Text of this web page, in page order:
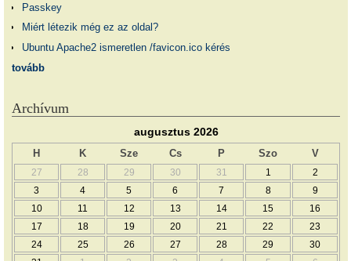
Passkey
Miért létezik még ez az oldal?
Ubuntu Apache2 ismeretlen /favicon.ico kérés
tovább
Archívum
augusztus 2026
H K Sze Cs P Szo V
27 28 29 30 31 1
2
3
4 5 6 7 8
9
10
11 12 13 14 15
16
17
18 19 20 21 22
23
24
25 26 27 28 29
30